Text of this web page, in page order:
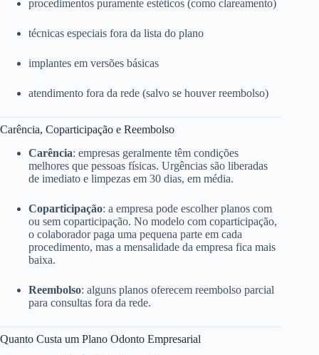
procedimentos puramente estéticos (como clareamento)
técnicas especiais fora da lista do plano
implantes em versões básicas
atendimento fora da rede (salvo se houver reembolso)
Carência, Coparticipação e Reembolso
Carência: empresas geralmente têm condições
melhores que pessoas físicas. Urgências são liberadas
de imediato e limpezas em 30 dias, em média.
Coparticipação: a empresa pode escolher planos com
ou sem coparticipação. No modelo com coparticipação,
o colaborador paga uma pequena parte em cada
procedimento, mas a mensalidade da empresa fica mais
baixa.
Reembolso: alguns planos oferecem reembolso parcial
para consultas fora da rede.
Quanto Custa um Plano Odonto Empresarial